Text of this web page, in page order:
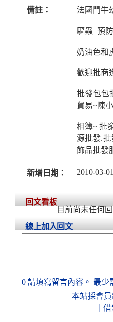
備註： 法國鬥牛
驅蟲+預
奶油色和
歡迎批商
批發包包
貿易~陳
相簿~ 批
源批發.
飾品批發
新增日期： 2010-03-
回文看板
目前尚未任何
線上加入回文
0 請填寫留言內容。 最少
本站採會員
借